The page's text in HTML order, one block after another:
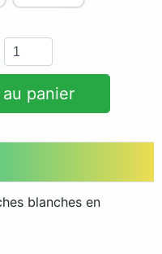
panier
blanches en